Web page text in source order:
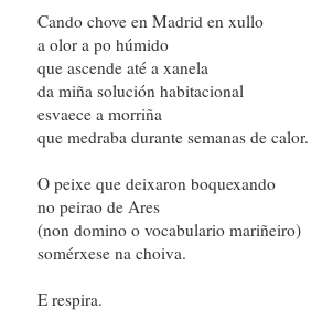
Cando chove en Madrid en xullo
a olor a po húmido
que ascende até a xanela
da miña solución habitacional
esvaece a morriña
que medraba durante semanas de calor.
O peixe que deixaron boquexando
no peirao de Ares
(non domino o vocabulario mariñeiro)
somérxese na choiva.
E respira.